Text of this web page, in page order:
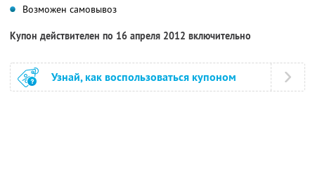
Возможен самовывоз
Купон действителен по 16 апреля 2012 включительно
Узнай, как воспользоваться купоном